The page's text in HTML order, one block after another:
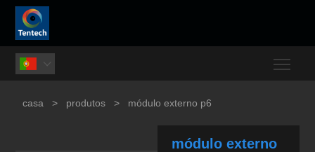

casa > produtos > módulo externo p6
módulo externo